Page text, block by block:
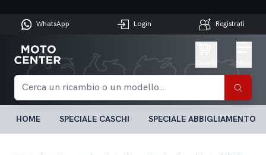
WhatsApp Login Registrati
HOME SPECIALE CASCHI SPECIALE ABBIGLIAMENTO